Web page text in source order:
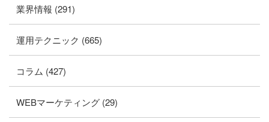
業界情報 (291)
運用テクニック (665)
コラム (427)
WEBマーケティング (29)